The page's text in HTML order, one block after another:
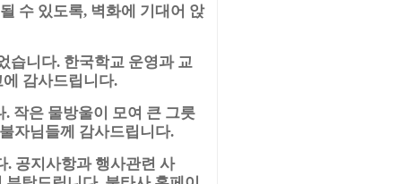
수 있도록, 벽화에 기대어 앉
습니다. 한국학교 운영과 교
감사드립니다.
. 작은 물방울이 모여 큰 그릇
자님들께 감사드립니다.
. 공지사항과 행사관련 사